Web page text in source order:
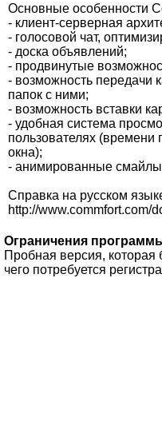
Основные особенности
- клиент-серверная
- голосовой чат,
- доска объявлений;
- продвинутые
- возможность передачи
папок с ними;
- возможность вставки
- удобная система
пользователях (времени
окна);
- анимированные
Справка на русском
http://www.commfort.com/
Ограничения
Пробная версия, которая
чего потребуется